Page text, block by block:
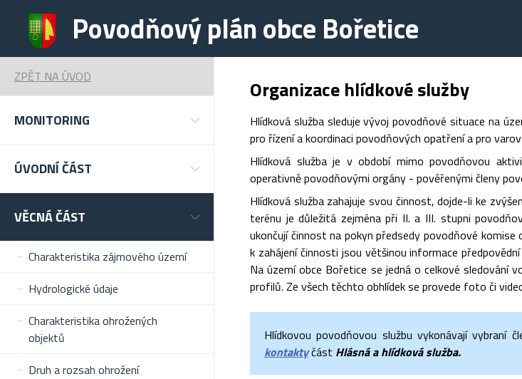
Povodňový plán obce Bořetice
ZPĚT NA ÚVOD
MONITORING
ÚVODNÍ ČÁST
VĚCNÁ ČÁST
Charakteristika zájmového území
Hydrologické údaje
Charakteristika ohrožených
objektů
Druh a rozsah ohrožení
Organizace hlídkové služby
Hlídková služba sleduje vývoj povodňové situace na
pro řízení a koordinaci povodňových opatření a pro
Hlídková služba je v období mimo povodňovou
operativně povodňovými orgány - pověřenými členy
Hlídková služba zahajuje svou činnost, dojde-li ke
terénu je důležitá zejména při II. a III. stupni
ukončují činnost na pokyn předsedy povodňové
k zahájení činnosti jsou většinou informace
Na území obce Bořetice se jedná o celkové sledování
profilů. Ze všech těchto obhlídek se provede foto či
Hlídkovou povodňovou službu vykonávají vybraní
kontaktyčást Hlásná a hlídková služba.